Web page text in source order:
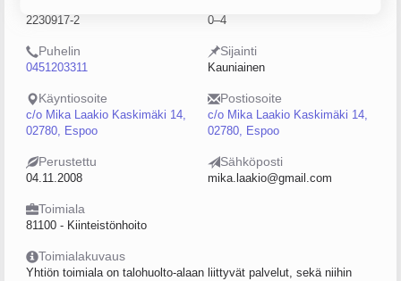
2230917-2 0–4
Puhelin
0451203311
Sijainti
Kauniainen
Käyntiosoite
c/o Mika Laakio Kaskimäki 14,
02780, Espoo
Postiosoite
c/o Mika Laakio Kaskimäki 14,
02780, Espoo
Perustettu
04.11.2008
Sähköposti
mika.laakio@gmail.com
Toimiala
81100 - Kiinteistönhoito
Toimialakuvaus
Yhtiön toimiala on talohuolto-alaan liittyvät palvelut, sekä niihin